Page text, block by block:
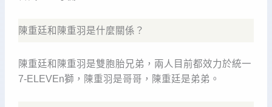
陳重廷和陳重羽是什麼關係？
陳重廷和陳重羽是雙胞胎兄弟，兩人目前都效力於統一
7-ELEVEn獅，陳重羽是哥哥，陳重廷是弟弟。